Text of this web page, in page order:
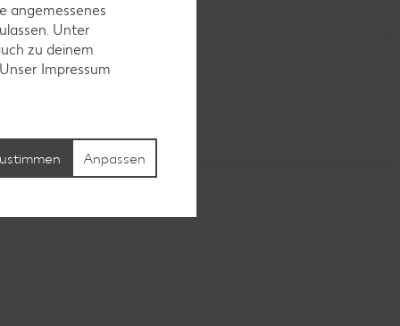
angemessenes
Unter
zu deinem
Impressum
Anpassen